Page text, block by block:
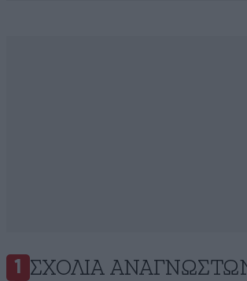
1 ΣΧΌΛΙΑ